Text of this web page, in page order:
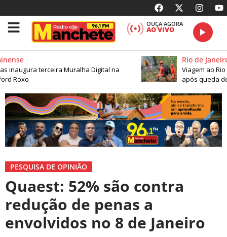
OUÇA AGORA
AO VIVO
inaugura terceira Muralha Digital na
Roxo
Rio de Janeiro
Viagem ao
após queda
PESQUISA DE OPINIÃO
Quaest: 52% são contra
redução de penas a
envolvidos no 8 de Janeiro